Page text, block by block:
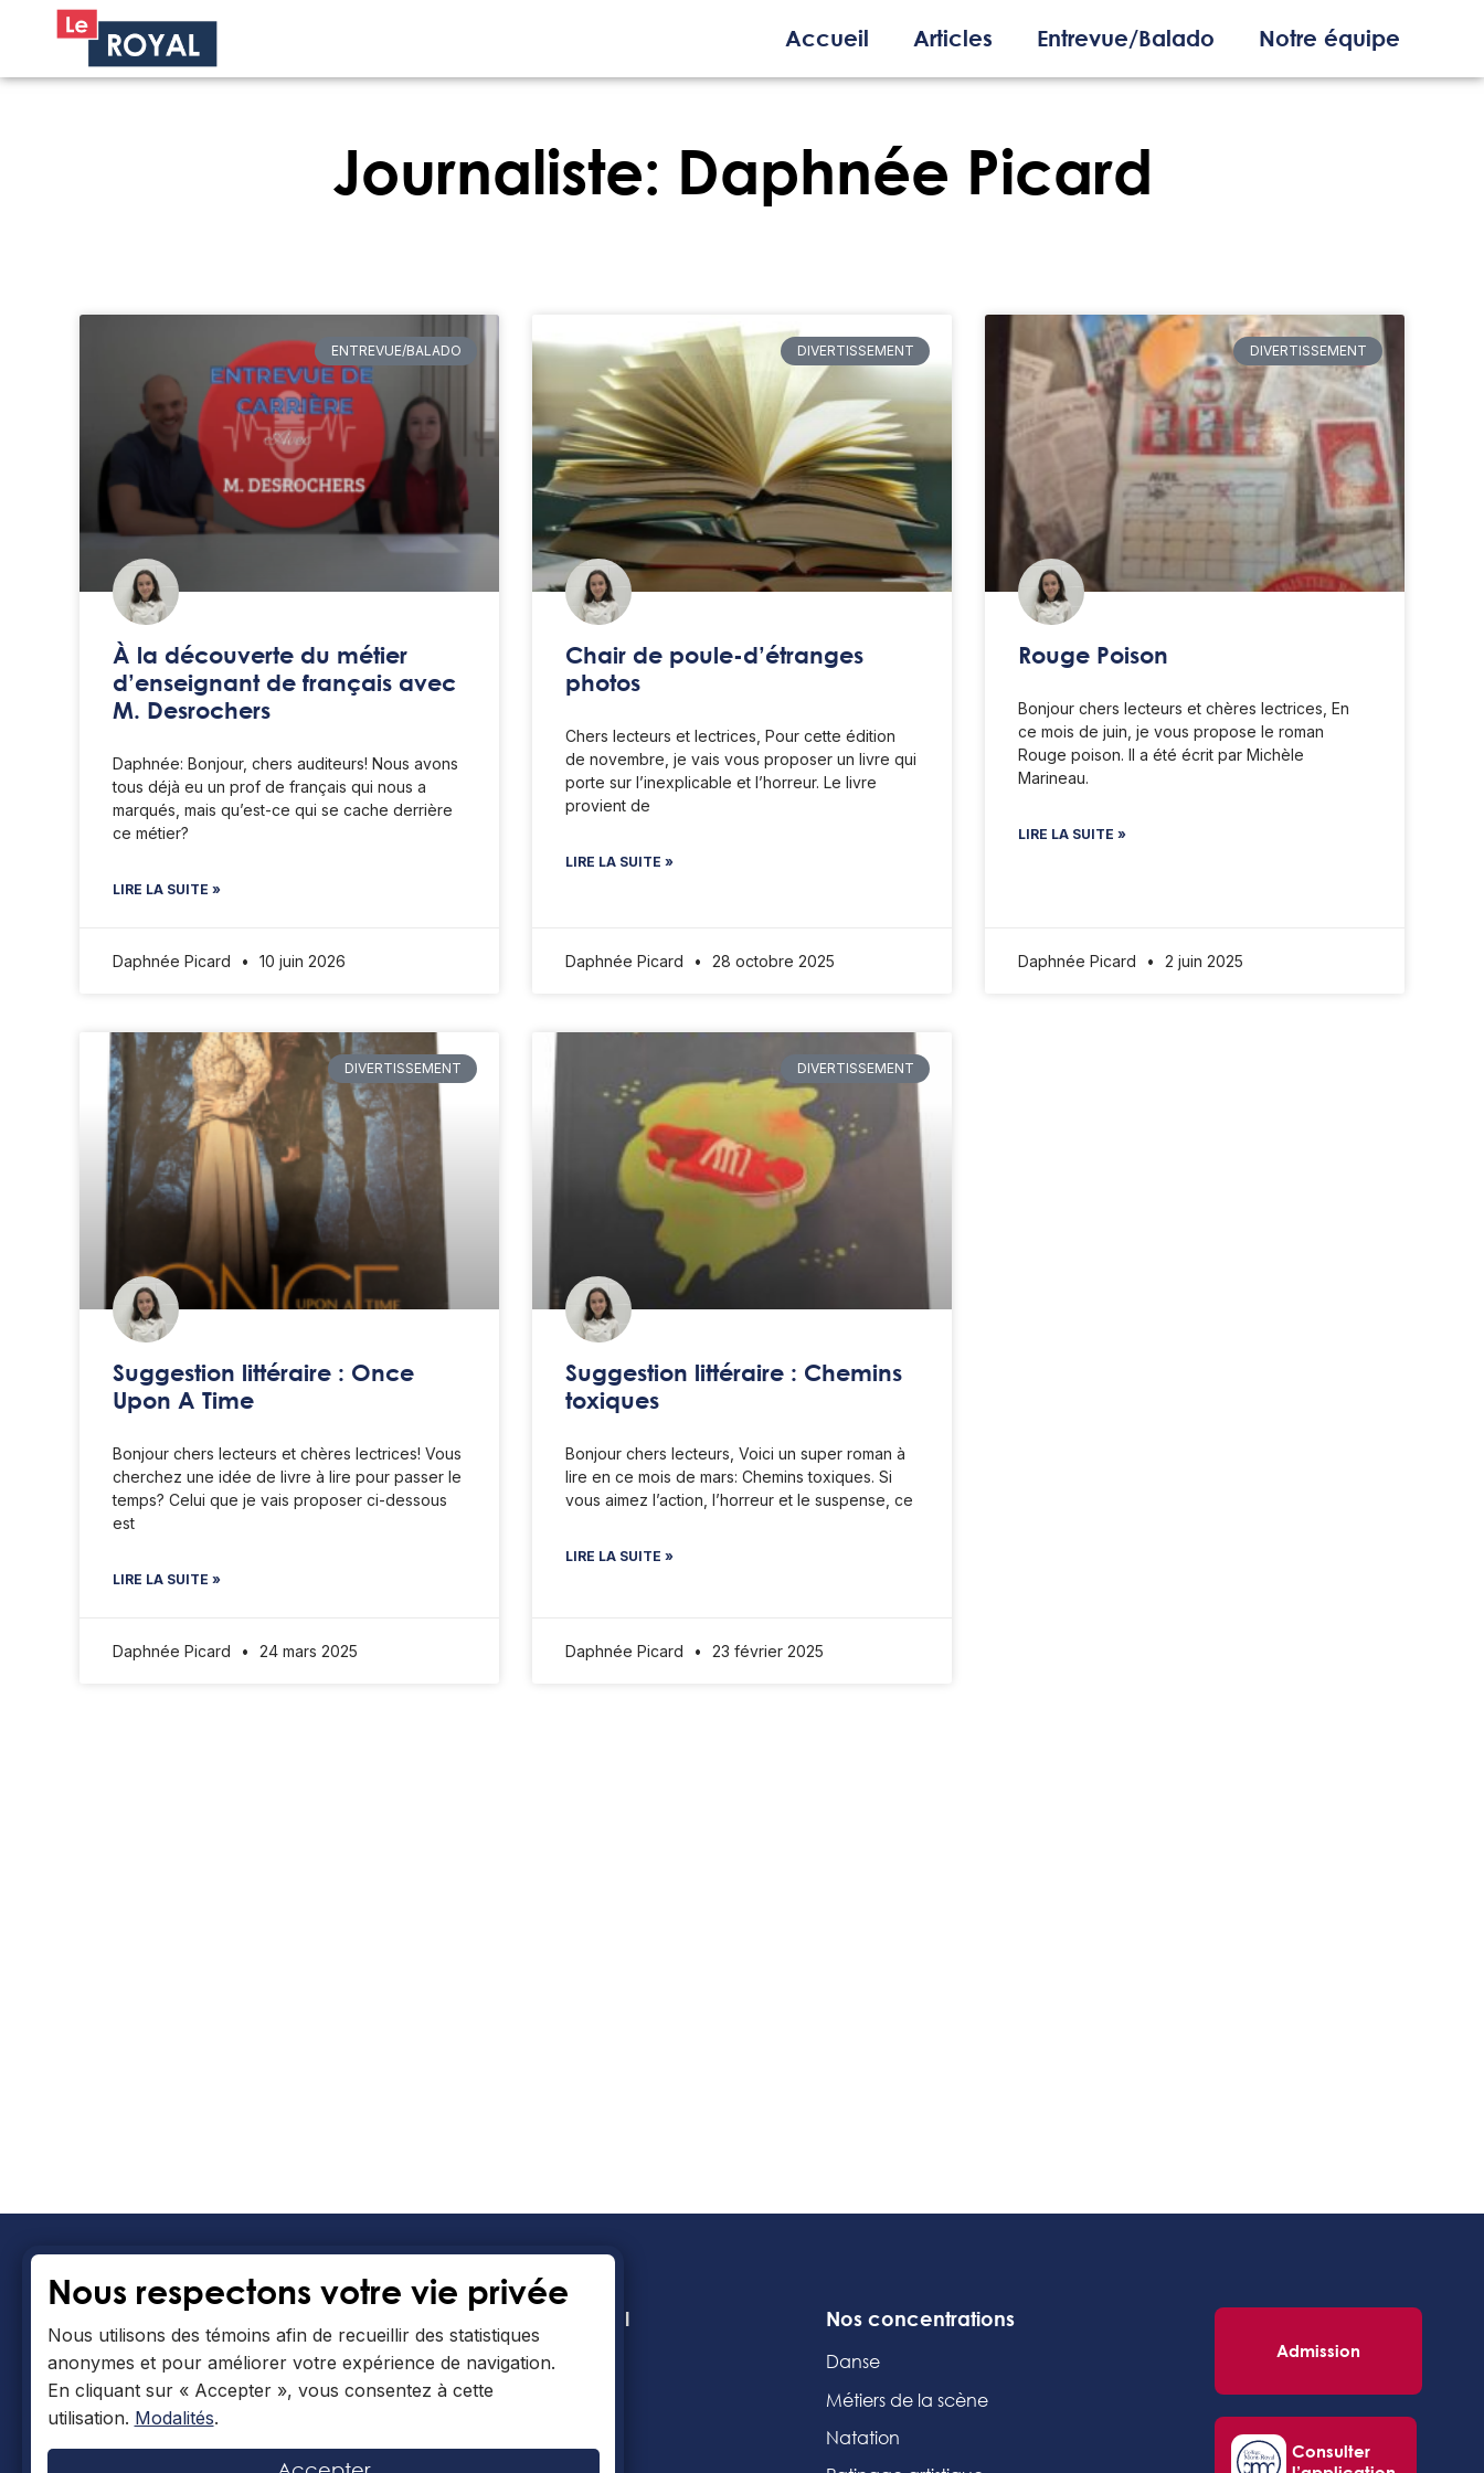
Accueil Articles Entrevue/Balado Notre équipe
Journaliste: Daphnée Picard
ENTREVUE/BALADO
À la découverte du métier
d’enseignant de français avec
M. Desrochers
Daphnée: Bonjour, chers auditeurs! Nous avons
tous déjà eu un prof de français qui nous a
marqués, mais qu’est-ce qui se cache derrière
ce métier?
LIRE LA SUITE »
Daphnée Picard 10 juin 2026
DIVERTISSEMENT
Chair de poule-d’étranges
photos
Chers lecteurs et lectrices, Pour cette édition
de novembre, je vais vous proposer un livre qui
porte sur l’inexplicable et l’horreur. Le livre
provient de
LIRE LA SUITE »
Daphnée Picard 28 octobre 2025
DIVERTISSEMENT
Rouge Poison
Bonjour chers lecteurs et chères lectrices, En
ce mois de juin, je vous propose le roman
Rouge poison. Il a été écrit par Michèle
Marineau.
LIRE LA SUITE »
Daphnée Picard 2 juin 2025
DIVERTISSEMENT
Suggestion littéraire : Once
Upon A Time
Bonjour chers lecteurs et chères lectrices! Vous
cherchez une idée de livre à lire pour passer le
temps? Celui que je vais proposer ci-dessous
est
LIRE LA SUITE »
Daphnée Picard 24 mars 2025
DIVERTISSEMENT
Suggestion littéraire : Chemins
toxiques
Bonjour chers lecteurs, Voici un super roman à
lire en ce mois de mars: Chemins toxiques. Si
vous aimez l’action, l’horreur et le suspense, ce
LIRE LA SUITE »
Daphnée Picard 23 février 2025
Collège Mont-Royal
Menu cafétéria
Bibliothèque
Nos concentrations
Danse
Métiers de la scène
Natation
Admission
Consulter
Nous respectons votre vie privée
Nous utilisons des témoins afin de recueillir des statistiques
anonymes et pour améliorer votre expérience de navigation.
En cliquant sur « Accepter », vous consentez à cette
utilisation. Modalités.